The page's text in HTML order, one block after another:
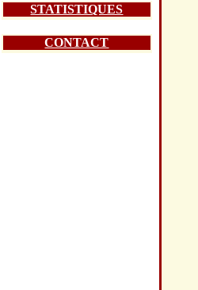
STATISTIQUES
CONTACT